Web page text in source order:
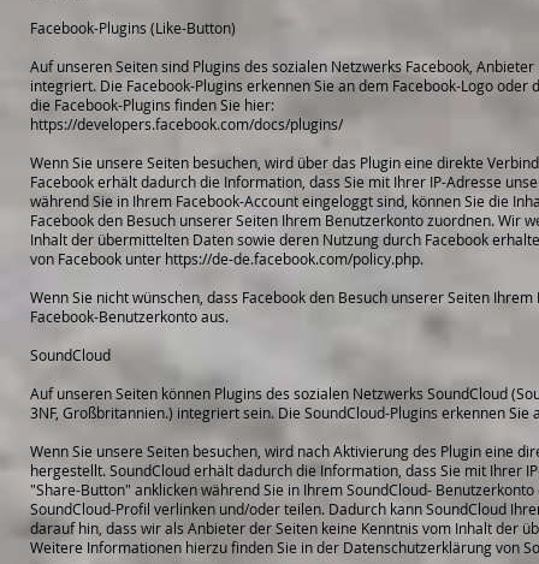
Facebook-Plugins (Like-Button)
Auf unseren Seiten sind Plugins des sozialen Netzwerks Facebook,
integriert. Die Facebook-Plugins erkennen Sie an dem Facebook-Logo
die Facebook-Plugins finden Sie hier:
https://developers.facebook.com/docs/plugins/
Wenn Sie unsere Seiten besuchen, wird über das Plugin eine direkte
Facebook erhält dadurch die Information, dass Sie mit Ihrer IP-Adresse
während Sie in Ihrem Facebook-Account eingeloggt sind, können Sie die
Facebook den Besuch unserer Seiten Ihrem Benutzerkonto zuordnen. Wir
Inhalt der übermittelten Daten sowie deren Nutzung durch Facebook
von Facebook unter https://de-de.facebook.com/policy.php.
Wenn Sie nicht wünschen, dass Facebook den Besuch unserer Seiten
Facebook-Benutzerkonto aus.
SoundCloud
Auf unseren Seiten können Plugins des sozialen Netzwerks SoundCloud
3NF, Großbritannien.) integriert sein. Die SoundCloud-Plugins erkennen
Wenn Sie unsere Seiten besuchen, wird nach Aktivierung des Plugin eine
hergestellt. SoundCloud erhält dadurch die Information, dass Sie mit Ihrer
"Share-Button" anklicken während Sie in Ihrem SoundCloud-
SoundCloud-Profil verlinken und/oder teilen. Dadurch kann SoundCloud
darauf hin, dass wir als Anbieter der Seiten keine Kenntnis vom Inhalt der
Weitere Informationen hierzu finden Sie in der Datenschutzerklärung von